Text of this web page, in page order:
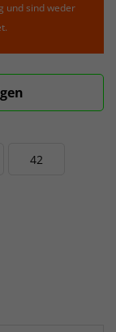
und sind weder
42